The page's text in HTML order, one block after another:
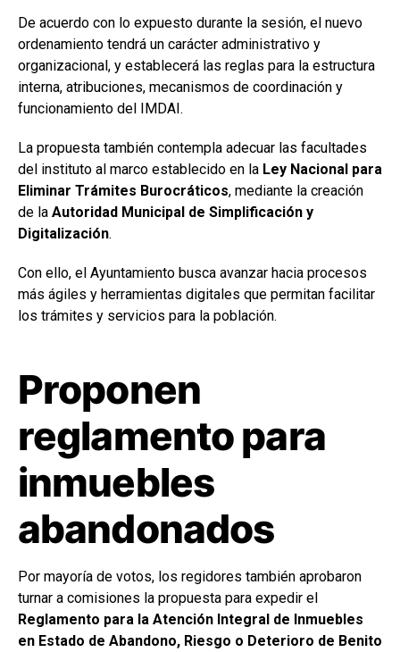
De acuerdo con lo expuesto durante la sesión, el nuevo
ordenamiento tendrá un carácter administrativo y
organizacional, y establecerá las reglas para la estructura
interna, atribuciones, mecanismos de coordinación y
funcionamiento del IMDAI.
La propuesta también contempla adecuar las facultades
del instituto al marco establecido en la Ley Nacional para
Eliminar Trámites Burocráticos, mediante la creación
de la Autoridad Municipal de Simplificación y
Digitalización.
Con ello, el Ayuntamiento busca avanzar hacia procesos
más ágiles y herramientas digitales que permitan facilitar
los trámites y servicios para la población.
Proponen
reglamento para
inmuebles
abandonados
Por mayoría de votos, los regidores también aprobaron
turnar a comisiones la propuesta para expedir el
Reglamento para la Atención Integral de Inmuebles
en Estado de Abandono, Riesgo o Deterioro de Benito